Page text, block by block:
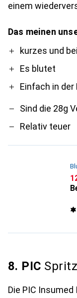
einem
Das meinen
Prokurzes und
Es blutet
Einfach in der
Contra
Sind die 28g
Relativ teuer
8. PIC
Die PIC